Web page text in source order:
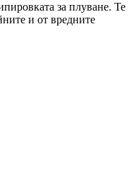
за плуване. Те
и от вредните